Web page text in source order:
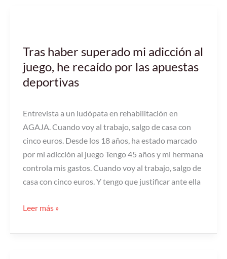
Tras haber superado mi adicción al
juego, he recaído por las apuestas
deportivas
Entrevista a un ludópata en rehabilitación en
AGAJA. Cuando voy al trabajo, salgo de casa con
cinco euros. Desde los 18 años, ha estado marcado
por mi adicción al juego Tengo 45 años y mi hermana
controla mis gastos. Cuando voy al trabajo, salgo de
casa con cinco euros. Y tengo que justificar ante ella
superado
mi
adicción
las
Leer más »